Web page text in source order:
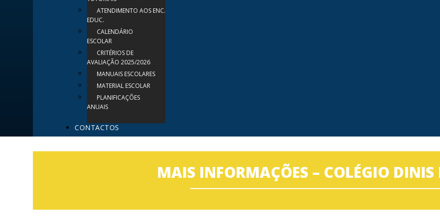
ATENDIMENTO AOS ENC.
EDUC.
CALENDÁRIO
ESCOLAR
CRITÉRIOS DE
AVALIAÇÃO 2025/2026
MANUAIS ESCOLARES
MATERIAL ESCOLAR
PLANIFICAÇÕES
ANUAIS
CONTACTOS
MAIS INFORMAÇÕES – COLÉGIO DINIS